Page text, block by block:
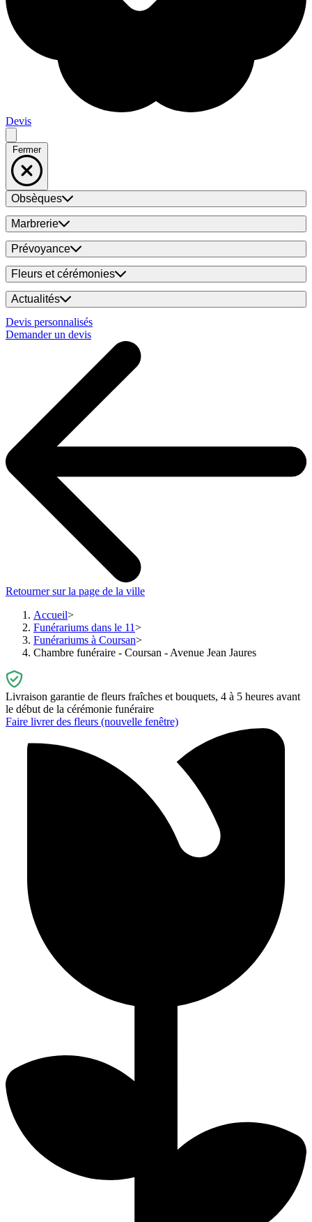
Devis
Fermer
Obsèques
Marbrerie
Prévoyance
Fleurs et cérémonies
Actualités
Devis personnalisés
Demander un devis
Retourner sur la page de la ville
Accueil
Funérariums dans le 11
Funérariums à Coursan
Chambre funéraire - Coursan - Avenue Jean Jaures
Livraison garantie de fleurs fraîches et bouquets, 4 à 5 heures avant
le début de la cérémonie funéraire
Faire livrer des fleurs (nouvelle fenêtre)